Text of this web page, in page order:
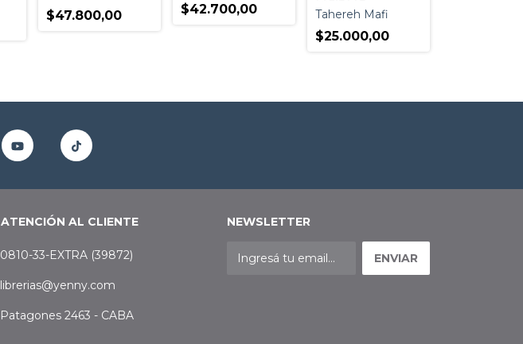
$47.800,00 $42.700,00 Tahereh Mafi
$25.000,00
ATENCIÓN AL CLIENTE
0810-33-EXTRA (39872)
librerias@yenny.com
Patagones 2463 - CABA
NEWSLETTER